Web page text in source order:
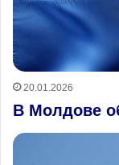
20.01.2026
В Молдове